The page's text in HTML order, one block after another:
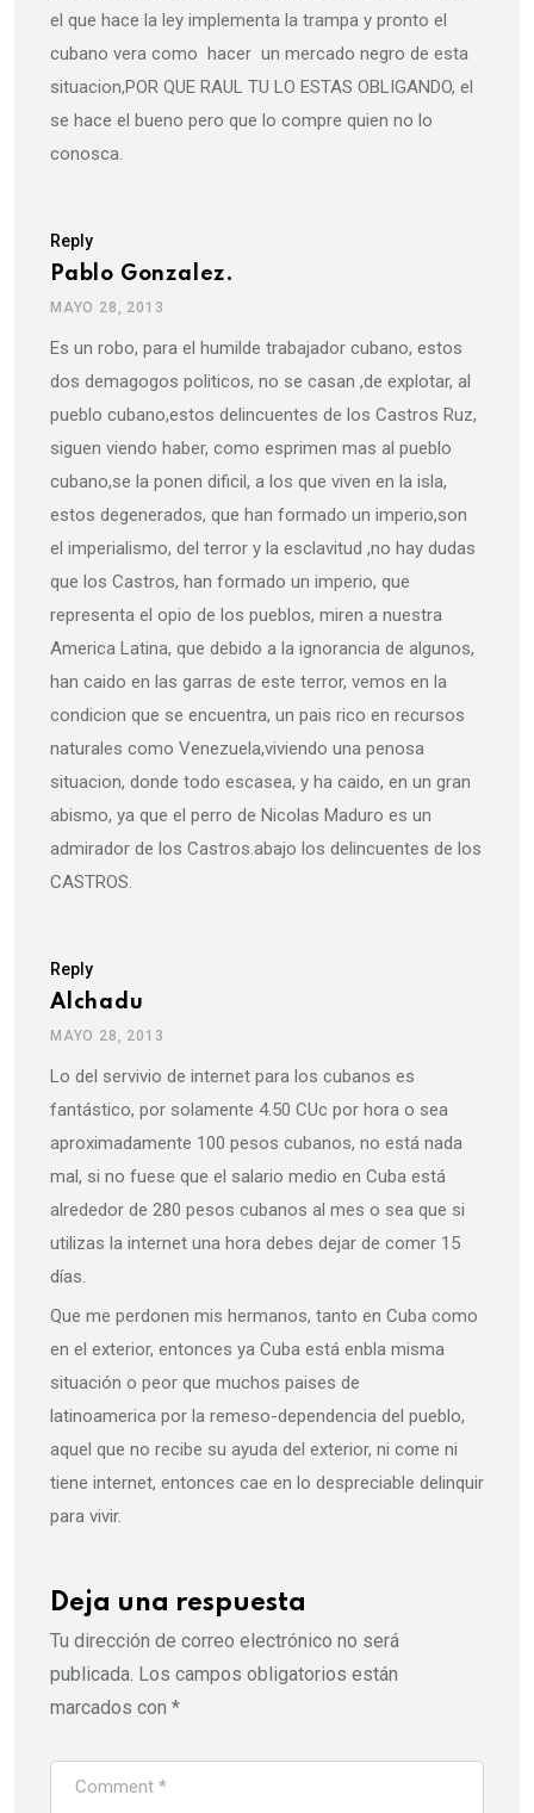
el que hace la ley implementa la trampa y pronto el
cubano vera como hacer un mercado negro de esta
situacion,POR QUE RAUL TU LO ESTAS OBLIGANDO, el
se hace el bueno pero que lo compre quien no lo
conosca.
Reply
Pablo Gonzalez.
MAYO 28, 2013
Es un robo, para el humilde trabajador cubano, estos
dos demagogos politicos, no se casan ,de explotar, al
pueblo cubano,estos delincuentes de los Castros Ruz,
siguen viendo haber, como esprimen mas al pueblo
cubano,se la ponen dificil, a los que viven en la isla,
estos degenerados, que han formado un imperio,son
el imperialismo, del terror y la esclavitud ,no hay dudas
que los Castros, han formado un imperio, que
representa el opio de los pueblos, miren a nuestra
America Latina, que debido a la ignorancia de algunos,
han caido en las garras de este terror, vemos en la
condicion que se encuentra, un pais rico en recursos
naturales como Venezuela,viviendo una penosa
situacion, donde todo escasea, y ha caido, en un gran
abismo, ya que el perro de Nicolas Maduro es un
admirador de los Castros.abajo los delincuentes de los
CASTROS.
Reply
Alchadu
MAYO 28, 2013
Lo del servivio de internet para los cubanos es
fantástico, por solamente 4.50 CUc por hora o sea
aproximadamente 100 pesos cubanos, no está nada
mal, si no fuese que el salario medio en Cuba está
alrededor de 280 pesos cubanos al mes o sea que si
utilizas la internet una hora debes dejar de comer 15
días.
Que me perdonen mis hermanos, tanto en Cuba como
en el exterior, entonces ya Cuba está enbla misma
situación o peor que muchos paises de
latinoamerica por la remeso-dependencia del pueblo,
aquel que no recibe su ayuda del exterior, ni come ni
tiene internet, entonces cae en lo despreciable delinquir
para vivir.
Deja una respuesta
Tu dirección de correo electrónico no será
publicada. Los campos obligatorios están
marcados con *